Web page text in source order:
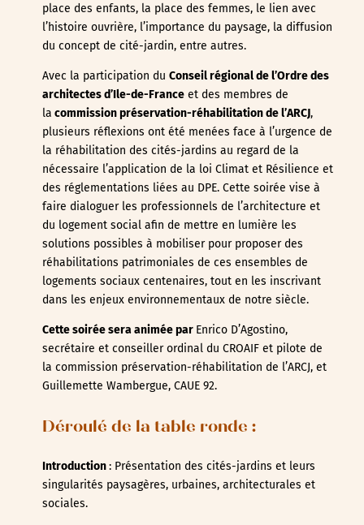
place des enfants, la place des femmes, le lien avec
l’histoire ouvrière, l’importance du paysage, la diffusion
du concept de cité-jardin, entre autres.
Avec la participation du Conseil régional de l’Ordre des
architectes d’Ile-de-Franceet des membres de
la commission préservation-réhabilitation de l’ARCJ,
plusieurs réflexions ont été menées face à l’urgence de
la réhabilitation des cités-jardins au regard de la
nécessaire l’application de la loi Climat et Résilience et
des réglementations liées au DPE. Cette soirée vise à
faire dialoguer les professionnels de l’architecture et
du logement social afin de mettre en lumière les
solutions possibles à mobiliser pour proposer des
réhabilitations patrimoniales de ces ensembles de
logements sociaux centenaires, tout en les inscrivant
dans les enjeux environnementaux de notre siècle.
Cette soirée sera animée par Enrico D’Agostino,
secrétaire et conseiller ordinal du CROAIF et pilote de
la commission préservation-réhabilitation de l’ARCJ, et
Guillemette Wambergue, CAUE 92.
Déroulé de la table ronde :
Introduction: Présentation des cités-jardins et leurs
singularités paysagères, urbaines, architecturales et
sociales.